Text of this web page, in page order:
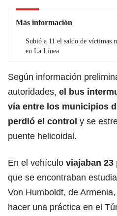
Más información
Subió a 11 el saldo de víctimas
en La Línea
Según información
autoridades, el bus
vía entre los municipios
perdió el control y se
puente helicoidal.
En el vehículo viajaban 23
que se encontraban
Von Humboldt, de
hacer una práctica en el